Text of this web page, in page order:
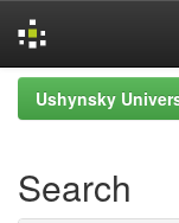
Skip
navigation
Ushynsky
Search